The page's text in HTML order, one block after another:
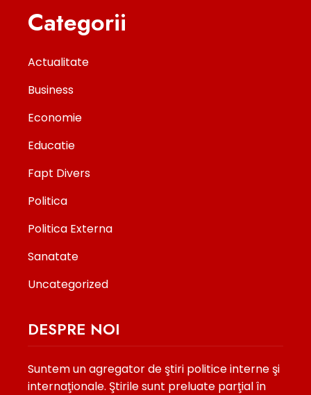
Categorii
Actualitate
Business
Economie
Educatie
Fapt Divers
Politica
Politica Externa
Sanatate
Uncategorized
DESPRE NOI
Suntem un agregator de ştiri politice interne şi
internaţionale. Ştirile sunt preluate parţial în